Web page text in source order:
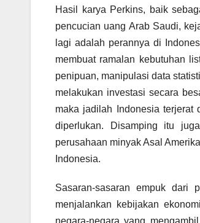
Hasil karya Perkins, baik
pencucian uang Arab Saudi,
lagi adalah perannya di
membuat ramalan kebutuhan
penipuan, manipulasi data
melakukan investasi secara
maka jadilah Indonesia terjerat
diperlukan. Disamping itu
perusahaan minyak Asal
Indonesia.
Sasaran-sasaran empuk dari
menjalankan kebijakan
negara-negara yang